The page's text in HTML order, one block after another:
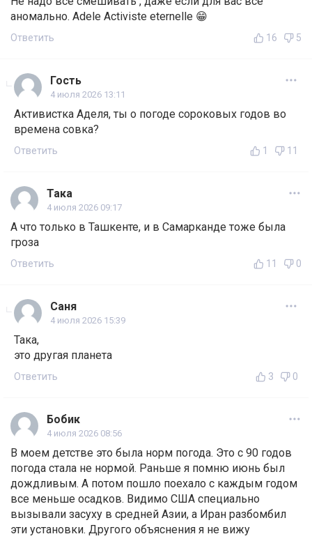
аномально. Adele Activiste eternelle 😁
Ответить 16 5
Гость
4 июля 2026 13:11
Активистка Аделя, ты о погоде сороковых годов во
времена совка?
Ответить 1 11
Така
4 июля 2026 09:17
А что только в Ташкенте, и в Самарканде тоже была
гроза
Ответить 11 0
Саня
4 июля 2026 15:39
Така,
это другая планета
Ответить 3 0
Бобик
4 июля 2026 08:56
В моем детстве это была норм погода. Это с 90 годов
погода стала не нормой. Раньше я помню июнь был
дождливым. А потом пошло поехало с каждым годом
все меньше осадков. Видимо США специально
вызывали засуху в средней Азии, а Иран разбомбил
эти установки. Другого объяснения я не вижу